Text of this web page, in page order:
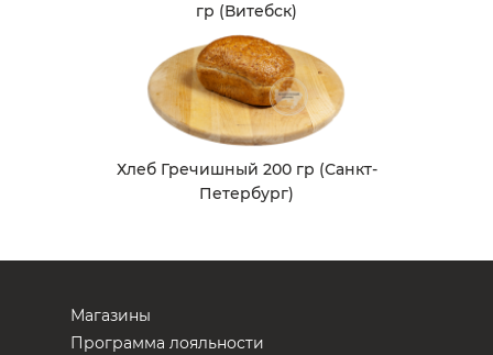
гр (Витебск)
Хлеб Гречишный 200 гр (Санкт-
Петербург)
Магазины
Программа лояльности